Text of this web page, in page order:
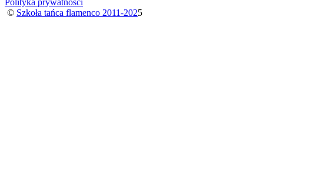
Polityka prywatności
© Szkoła tańca flamenco 2011-2025